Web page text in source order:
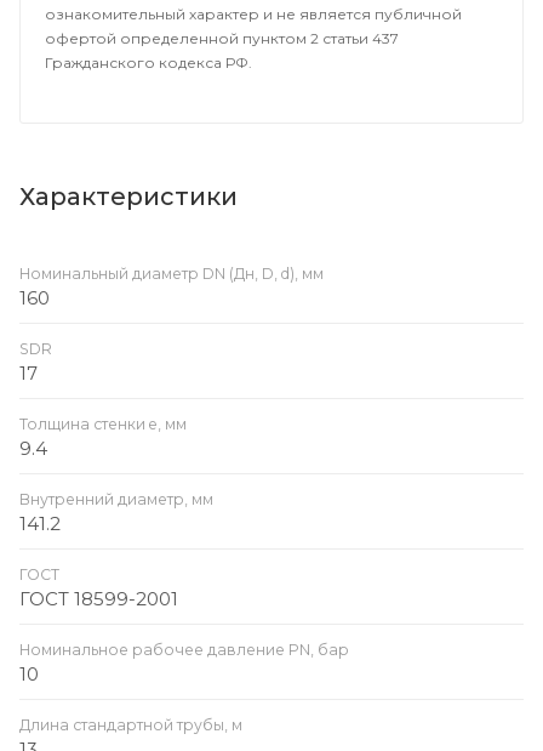
ознакомительный характер и не является публичной
офертой определенной пунктом 2 статьи 437
Гражданского кодекса РФ.
Характеристики
Номинальный диаметр DN (Дн, D, d), мм
160
SDR
17
Толщина стенки e, мм
9.4
Внутренний диаметр, мм
141.2
ГОСТ
ГОСТ 18599-2001
Номинальное рабочее давление PN, бар
10
Длина стандартной трубы, м